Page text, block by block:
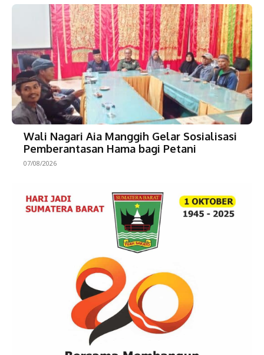
Wali Nagari Aia Manggih Gelar Sosialisasi
Pemberantasan Hama bagi Petani
07/08/2026